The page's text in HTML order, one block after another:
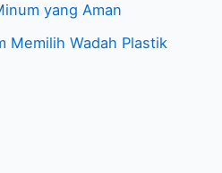
yang Aman
Memilih Wadah Plastik